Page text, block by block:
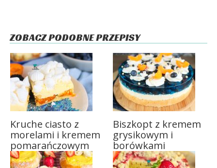
ZOBACZ PODOBNE PRZEPISY
Kruche ciasto z
morelami i kremem
pomarańczowym
Biszkopt z kremem
grysikowym i
borówkami